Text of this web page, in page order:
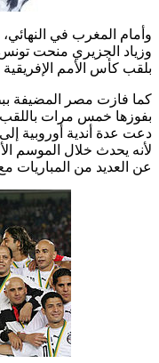
وأمام المغرب في
بلقب كأس الأمم
دعت عدة أندية أوروبية
لأنه يحدث خلال الموسم
عن العديد من المباريات مع